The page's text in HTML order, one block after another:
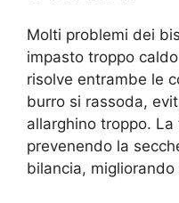
Molti problemi dei
impasto troppo
risolve entrambe le
burro si rassoda,
allarghino troppo.
prevenendo la
bilancia,